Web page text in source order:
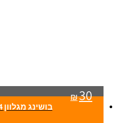
₪30
בושינג מגלוון 2-3/4